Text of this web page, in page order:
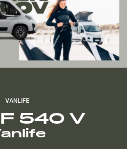
VANLIFE
540 V